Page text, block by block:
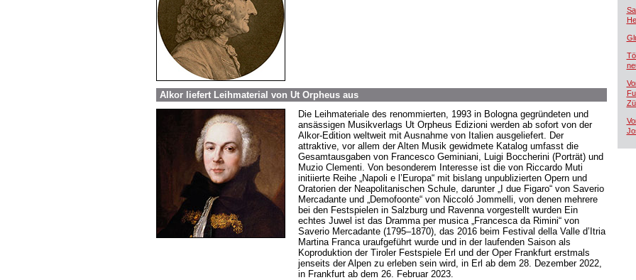
Alkor liefert Leihmaterial von Ut Orpheus aus
Die Leihmateriale des renommierten, 1993 in Bologna gegründeten und
ansässigen Musikverlags Ut Orpheus Edizioni werden ab sofort von der
Alkor-Edition weltweit mit Ausnahme von Italien ausgeliefert. Der
attraktive, vor allem der Alten Musik gewidmete Katalog umfasst die
Gesamtausgaben von Francesco Geminiani, Luigi Boccherini (Porträt) und
Muzio Clementi. Von besonderem Interesse ist die von Riccardo Muti
initiierte Reihe „Napoli e l’Europa“ mit bislang unpublizierten Opern und
Oratorien der Neapolitanischen Schule, darunter „I due Figaro“ von Saverio
Mercadante und „Demofoonte“ von Niccoló Jommelli, von denen mehrere
bei den Festspielen in Salzburg und Ravenna vorgestellt wurden Ein
echtes Juwel ist das Dramma per musica „Francesca da Rimini“ von
Saverio Mercadante (1795–1870), das 2016 beim Festival della Valle d’Itria
Martina Franca uraufgeführt wurde und in der laufenden Saison als
Koproduktion der Tiroler Festspiele Erl und der Oper Frankfurt erstmals
jenseits der Alpen zu erleben sein wird, in Erl ab dem 28. Dezember 2022,
in Frankfurt ab dem 26. Februar 2023.